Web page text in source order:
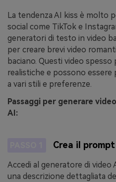
La tendenza AI kiss è molto
social come TikTok e
generatori di testo in video
per creare brevi video
baciano. Questi video
realistiche e possono
a vari stili e preferenze.
Passaggi per generare
AI:
Crea il prompt
Accedi al generatore di video
una descrizione dettagliata